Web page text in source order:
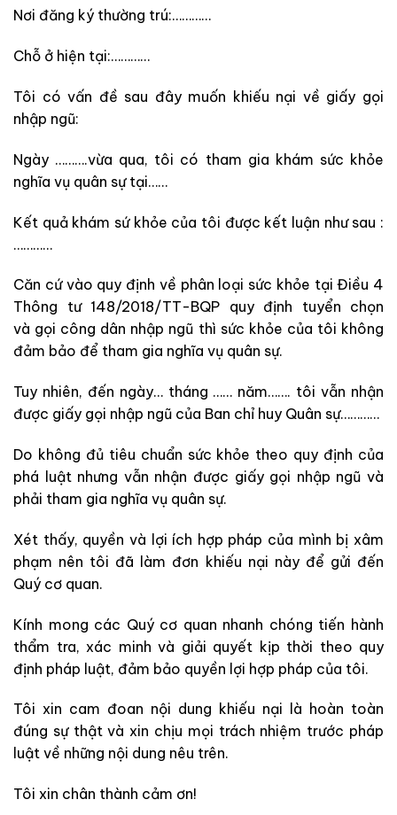
Nơi đăng ký thường trú:…………
Chỗ ở hiện tại:…………
Tôi có vấn đề sau đây muốn khiếu nại về giấy gọi
nhập ngũ:
Ngày ……….vừa qua, tôi có tham gia khám sức khỏe
nghĩa vụ quân sự tại……
Kết quả khám sứ khỏe của tôi được kết luận như sau :
…………
Căn cứ vào quy định về phân loại sức khỏe tại Điều 4
Thông tư 148/2018/TT-BQP quy định tuyển chọn
và gọi công dân nhập ngũ thì sức khỏe của tôi không
đảm bảo để tham gia nghĩa vụ quân sự.
Tuy nhiên, đến ngày… tháng …… năm……. tôi vẫn nhận
được giấy gọi nhập ngũ của Ban chỉ huy Quân sự…………
Do không đủ tiêu chuẩn sức khỏe theo quy định của
phá luật nhưng vẫn nhận được giấy gọi nhập ngũ và
phải tham gia nghĩa vụ quân sự.
Xét thấy, quyền và lợi ích hợp pháp của mình bị xâm
phạm nên tôi đã làm đơn khiếu nại này để gửi đến
Quý cơ quan.
Kính mong các Quý cơ quan nhanh chóng tiến hành
thẩm tra, xác minh và giải quyết kịp thời theo quy
định pháp luật, đảm bảo quyền lợi hợp pháp của tôi.
Tôi xin cam đoan nội dung khiếu nại là hoàn toàn
đúng sự thật và xin chịu mọi trách nhiệm trước pháp
luật về những nội dung nêu trên.
Tôi xin chân thành cảm ơn!